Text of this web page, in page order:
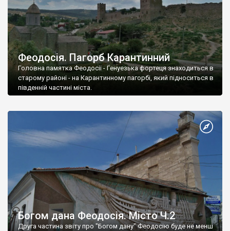
Феодосія. Пагорб Карантинний
Головна памятка Феодосії - Генуезька фортеця знаходиться в
старому районі - на Карантинному пагорбі, який підноситься в
південній частині міста.
Богом дана Феодосія. Місто Ч.2
Друга частина звіту про "Богом дану" Феодосію буде не менш